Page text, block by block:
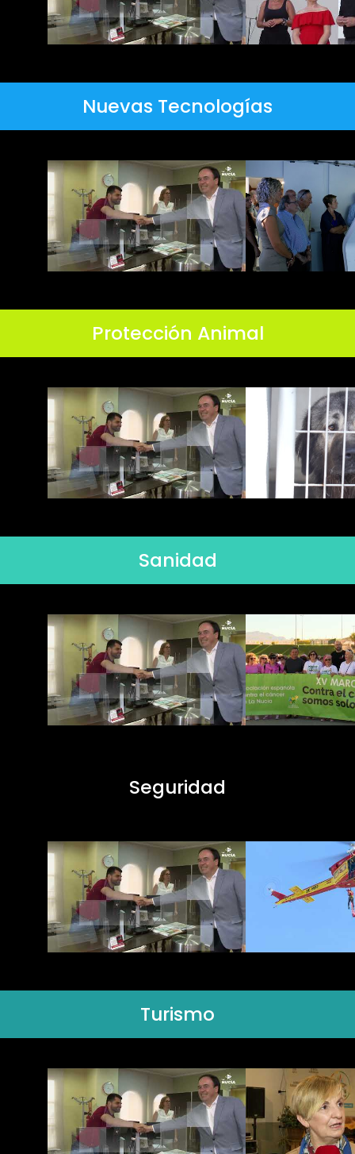
Nuevas Tecnologías
Protección Animal
Sanidad
Seguridad
Turismo